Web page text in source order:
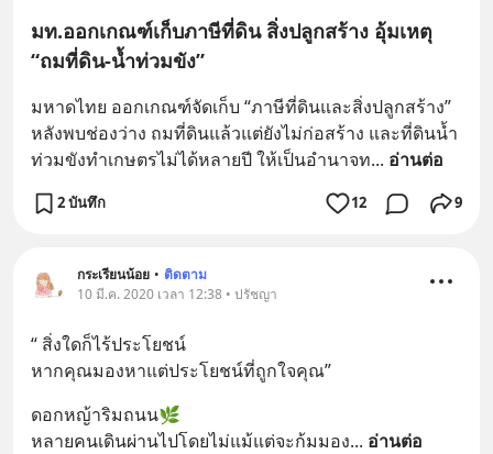
มท.ออกเกณฑ์เก็บภาษีที่ดิน สิ่งปลูกสร้าง อุ้มเหตุ
“ถมที่ดิน-น้ำท่วมขัง”
มหาดไทย ออกเกณฑ์จัดเก็บ “ภาษีที่ดินและสิ่งปลูกสร้าง”
หลังพบช่องว่าง ถมที่ดินแล้วแต่ยังไม่ก่อสร้าง และที่ดินน้ำ
ท่วมขังทำเกษตรไม่ได้หลายปี ให้เป็นอำนาจท... อ่านต่อ
2 บันทึก 12 9
กระเรียนน้อย • ติดตาม
10 มี.ค. 2020 เวลา 12:38 • ปรัชญา
“ สิ่งใดก็ไร้ประโยชน์
หากคุณมองหาแต่ประโยชน์ที่ถูกใจคุณ”
ดอกหญ้าริมถนน🌿
หลายคนเดินผ่านไปโดยไม่แม้แต่จะก้มมอง... อ่านต่อ